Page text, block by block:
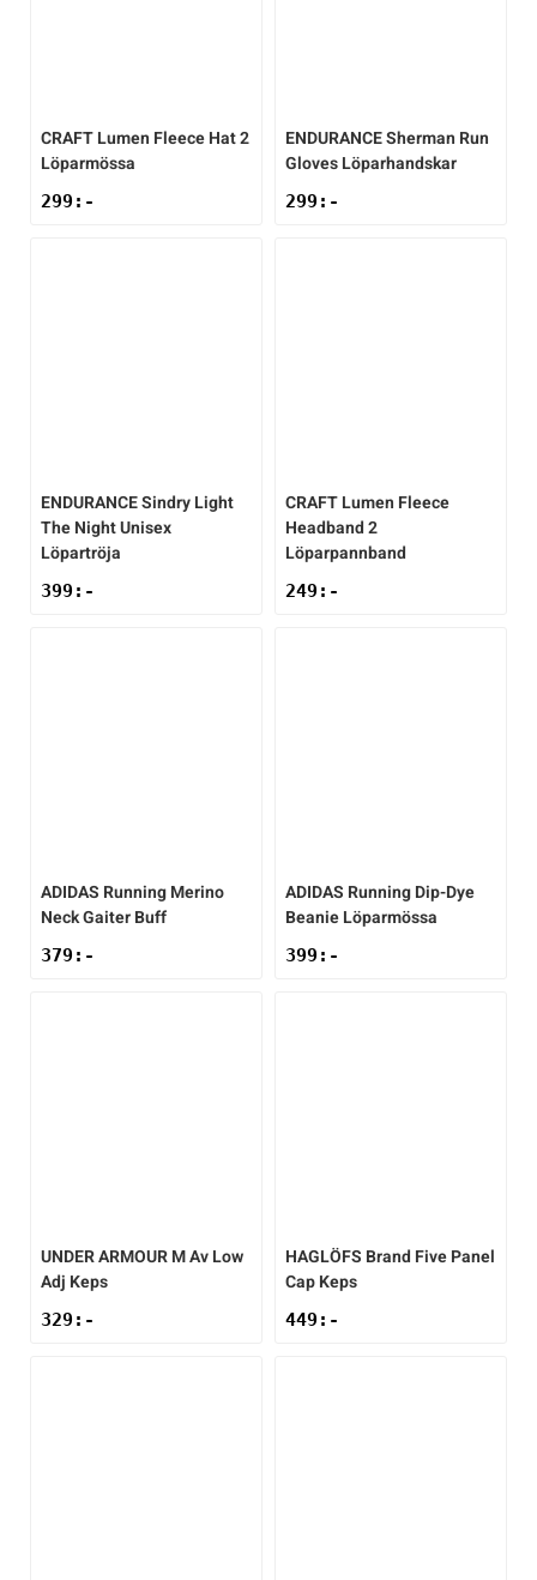
CRAFTLumen Fleece Hat 2
Löparmössa
299 :-
ENDURANCESherman Run
Gloves Löparhandskar
299 :-
ENDURANCESindry Light
The Night Unisex
Löpartröja
399 :-
CRAFTLumen Fleece
Headband 2
Löparpannband
249 :-
ADIDAS Running Merino
Neck Gaiter Buff
379 :-
ADIDAS Running Dip-Dye
Beanie Löparmössa
399 :-
UNDER ARMOURM Av Low
Adj Keps
329 :-
HAGLÖFS Brand Five Panel
Cap Keps
449 :-